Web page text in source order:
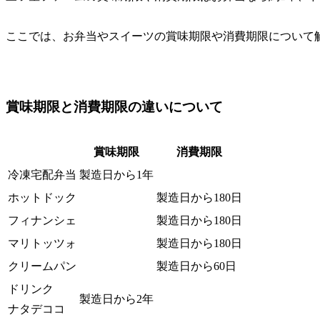
ここでは、お弁当やスイーツの賞味期限や消費期限について
賞味期限と消費期限の違いについて
賞味期限
消費期限
冷凍宅配弁当 製造日から1年
ホットドック
製造日から180日
フィナンシェ
製造日から180日
マリトッツォ
製造日から180日
クリームパン
製造日から60日
ドリンク
ナタデココ
製造日から2年